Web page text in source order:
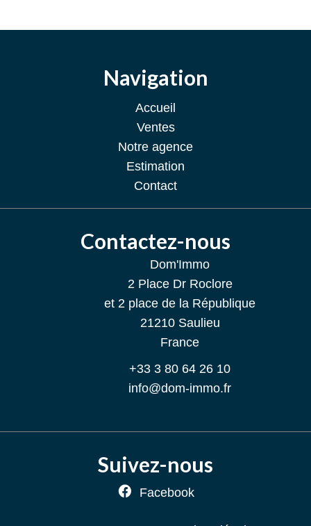
Navigation
Accueil
Ventes
Notre agence
Estimation
Contact
Contactez-nous
Dom'Immo
2 Place Dr Roclore
et 2 place de la République
21210Saulieu
France
+33 3 80 64 26 10
info@dom-immo.fr
Suivez-nous
Facebook